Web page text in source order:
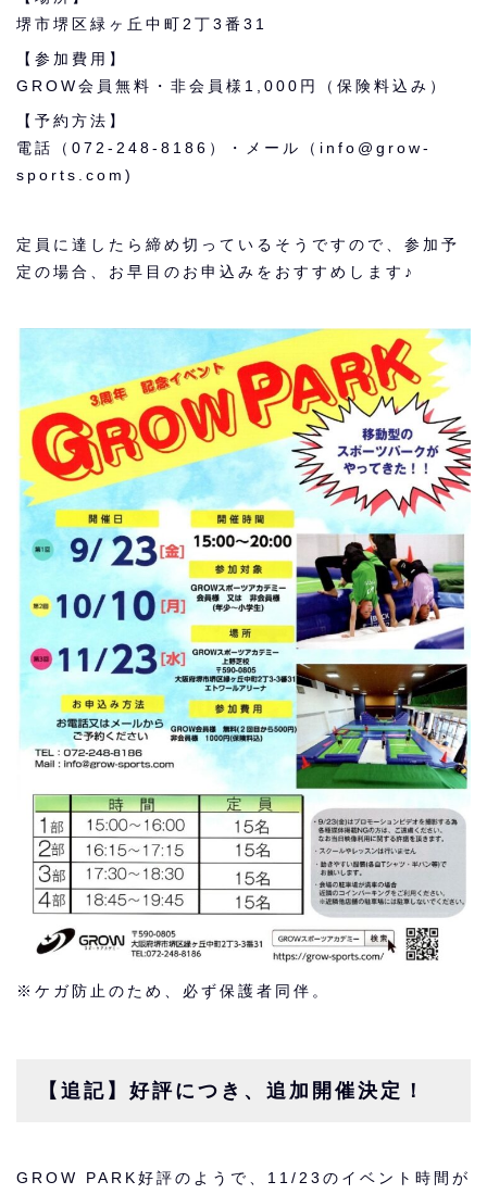
堺市堺区緑ヶ丘中町 2 丁3 番 31
【参加費用】
GROW会員無料・非会員様1,000円（保険料込み）
【予約方法】
電話（072-248-8186）・メール（info@grow-
sports.com)
定員に達したら締め切っているそうですので、参加予
定の場合、お早目のお申込みをおすすめします♪
※ケガ防止のため、必ず保護者同伴。
【追記】好評につき、追加開催決定！
GROW PARK好評のようで、11/23のイベント時間が